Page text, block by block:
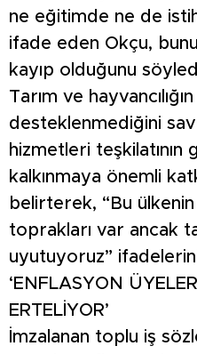
ne eğitimde ne de
ifade eden Okçu,
kayıp olduğunu
Tarım ve
desteklenmediğini
hizmetleri teşkilatının
kalkınmaya önemli
belirterek, “Bu
toprakları var ancak
uyutuyoruz” ifadelerini
‘ENFLASYON
ERTELİYOR’
İmzalanan toplu iş